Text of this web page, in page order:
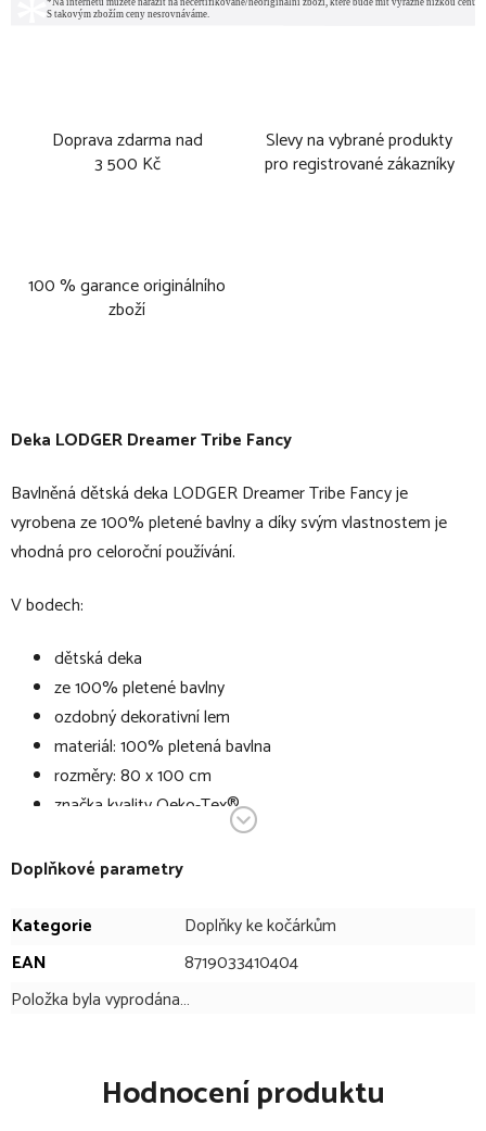
Doprava zdarma nad
3 500 Kč
Slevy na vybrané produkty
pro registrované zákazníky
100 % garance originálního
zboží
Deka LODGER Dreamer Tribe Fancy
Bavlněná dětská deka LODGER Dreamer Tribe Fancy je
vyrobena ze 100% pletené bavlny a díky svým vlastnostem je
vhodná pro celoroční používání.
V bodech:
dětská deka
ze 100% pletené bavlny
ozdobný dekorativní lem
materiál: 100% pletená bavlna
rozměry: 80 x 100 cm
značka kvality Oeko-Tex®
TOG 1 - deku lze používat po celý rok
Technické specifikace se mohou změnit bez výslovného
upozornění. Obrázky mají pouze informativní charakter.
Doplňkové parametry
Kategorie
Doplňky ke kočárkům
EAN
8719033410404
Položka byla vyprodána…
Hodnocení produktu